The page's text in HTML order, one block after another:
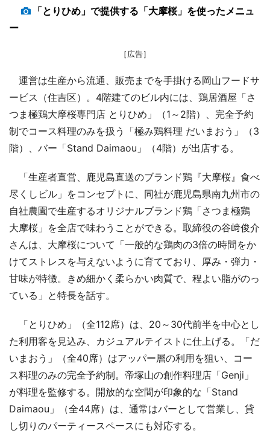
「とりひめ」で提供する「大摩桜」を使ったメニュ
ー
［広告］
運営は生産から流通、販売までを手掛ける岡山フードサ
ービス（住吉区）。4階建てのビル内には、鶏居酒屋「さ
つま極鶏大摩桜専門店 とりひめ」（1～2階）、完全予約
制でコース料理のみを扱う「極み鶏料理 だいまおう」（3
階）、バー「Stand Daimaou」（4階）が出店する。
「生産者直営、鹿児島直送のブランド鶏『大摩桜』食べ
尽くしビル」をコンセプトに、同社が鹿児島県南九州市の
自社農園で生産するオリジナルブランド鶏「さつま極鶏
大摩桜」を全店で味わうことができる。取締役の谷﨑俊介
さんは、大摩桜について「一般的な鶏肉の3倍の時間をか
けてストレスを与えないように育てており、厚み・弾力・
甘味が特徴。きめ細かく柔らかい肉質で、程よい脂がのっ
ている」と特長を話す。
「とりひめ」（全112席）は、20～30代前半を中心とし
た利用客を見込み、カジュアルテイストに仕上げる。「だ
いまおう」（全40席）はアッパー層の利用を狙い、コー
ス料理のみの完全予約制。帝塚山の創作料理店「Genji」
が料理を監修する。開放的な空間が印象的な「Stand
Daimaou」（全44席）は、通常はバーとして営業し、貸
し切りのパーティースペースにも対応する。